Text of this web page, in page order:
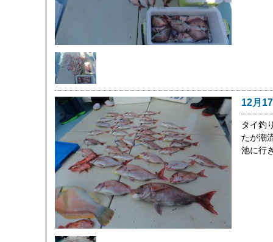
12月
タイ釣
たが潮
池に行